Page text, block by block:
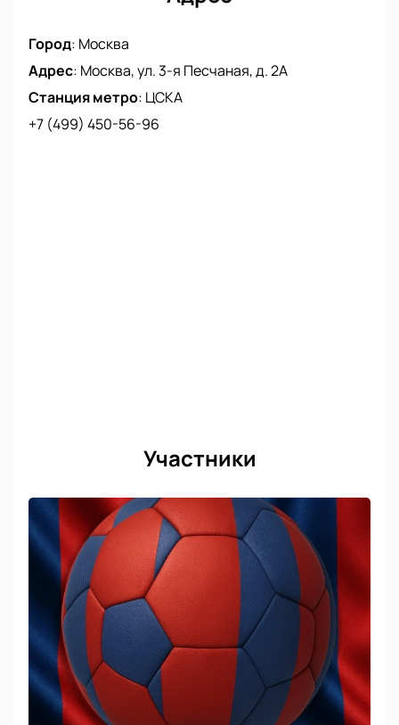
Город: Москва
Адрес: Москва, ул. 3-я Песчаная, д. 2А
Станция метро: ЦСКА
+7 (499) 450-56-96
Участники